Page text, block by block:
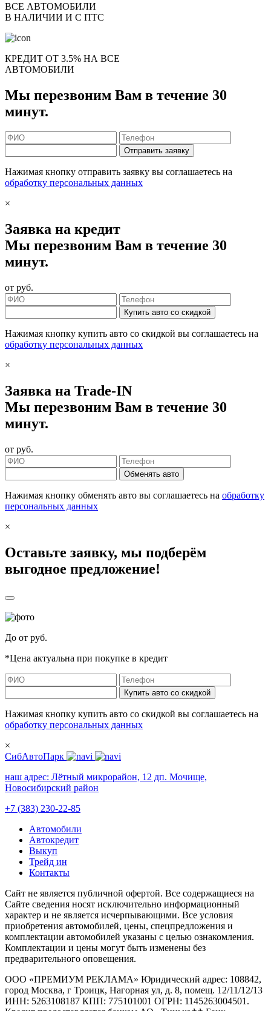
ВСЕ АВТОМОБИЛИ
В НАЛИЧИИ И С ПТС
КРЕДИТ ОТ 3.5% НА ВСЕ
АВТОМОБИЛИ
Мы перезвоним Вам в течение 30
минут.
Отправить заявку
Нажимая кнопку отправить заявку вы соглашаетесь на
обработку персональных данных
×
Заявка на кредит
Мы перезвоним Вам в течение 30
минут.
от руб.
Купить авто со скидкой
Нажимая кнопку купить авто со скидкой вы соглашаетесь на
обработку персональных данных
×
Заявка на Trade-IN
Мы перезвоним Вам в течение 30
минут.
от руб.
Обменять авто
Нажимая кнопку обменять авто вы соглашаетесь на обработку
персональных данных
×
Оставьте заявку, мы подберём
выгодное предложение!
До от руб.
*Цена актуальна при покупке в кредит
Купить авто со скидкой
Нажимая кнопку купить авто со скидкой вы соглашаетесь на
обработку персональных данных
×
СибАвтоПарк
наш адрес: Лётный микрорайон, 12 дп. Мочище,
Новосибирский район
+7 (383) 230-22-85
Автомобили
Автокредит
Выкуп
Трейд ин
Контакты
Cайт не является публичной офертой. Все содержащиеся на
Сайте сведения носят исключительно информационный
характер и не является исчерпывающими. Все условия
приобретения автомобилей, цены, спецпредложения и
комплектации автомобилей указаны с целью ознакомления.
Комплектации и цены могут быть изменены без
предварительного оповещения.
ООО «ПРЕМИУМ РЕКЛАМА» Юридический адрес: 108842,
город Москва, г Троицк, Нагорная ул, д. 8, помещ. 12/11/12/13
ИНН: 5263108187 КПП: 775101001 ОГРН: 1145263004501.